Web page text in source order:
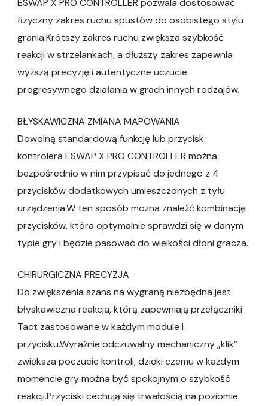
fizyczny zakres ruchu spustów do osobistego stylu
grania.Krótszy zakres ruchu zwiększa szybkość
reakcji w strzelankach, a dłuższy zakres zapewnia
wyższą precyzję i autentyczne uczucie
progresywnego działania w grach innych rodzajów.
BŁYSKAWICZNA ZMIANA MAPOWANIA
Dowolną standardową funkcję lub przycisk
kontrolera ESWAP X PRO CONTROLLER można
bezpośrednio w nim przypisać do jednego z 4
przycisków dodatkowych umieszczonych z tyłu
urządzenia.W ten sposób można znaleźć kombinację
przycisków, która optymalnie sprawdzi się w danym
typie gry i będzie pasować do wielkości dłoni gracza.
CHIRURGICZNA PRECYZJA
Do zwiększenia szans na wygraną niezbędna jest
błyskawiczna reakcja, którą zapewniają przełączniki
Tact zastosowane w każdym module i
przycisku.Wyraźnie odczuwalny mechaniczny „klik”
zwiększa poczucie kontroli, dzięki czemu w każdym
momencie gry można być spokojnym o szybkość
reakcji.Przyciski cechują się trwałością na poziomie